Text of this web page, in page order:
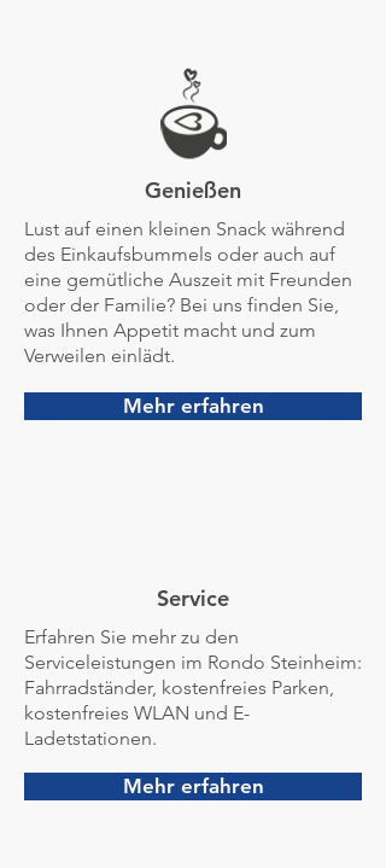
Genießen
Lust auf einen kleinen Snack während
des Einkaufsbummels oder auch auf
eine gemütliche Auszeit mit Freunden
oder der Familie? Bei uns finden Sie,
was Ihnen Appetit macht und zum
Verweilen einlädt.
Mehr erfahren
Service
Erfahren Sie mehr zu den
Serviceleistungen im Rondo Steinheim:
Fahrradständer, kostenfreies Parken,
kostenfreies WLAN und E-
Ladetstationen.
Mehr erfahren